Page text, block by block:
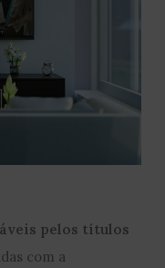
pelos títulos
com a